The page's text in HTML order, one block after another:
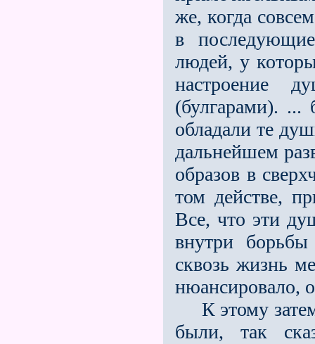
же, когда
в
людей, у
настроение
(булгарами). ...
обладали те
дальнейшем
обра­зов в
том действе,
Все, что эти
внутри
сквозь жизнь
нюансировало,
К этому
были, так